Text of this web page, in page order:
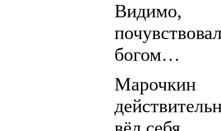
Видимо,
богом…
Марочкин